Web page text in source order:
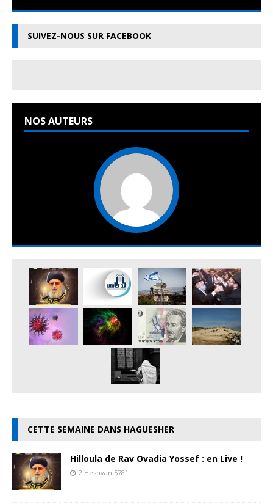
SUIVEZ-NOUS SUR FACEBOOK
NOS AUTEURS
CETTE SEMAINE DANS HAGUESHER
Hilloula de Rav Ovadia Yossef : en Live !
2 Heshvan 5781